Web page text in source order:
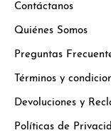
Contáctanos
Quiénes Somos
Preguntas
Términos y
Devoluciones y
Políticas de